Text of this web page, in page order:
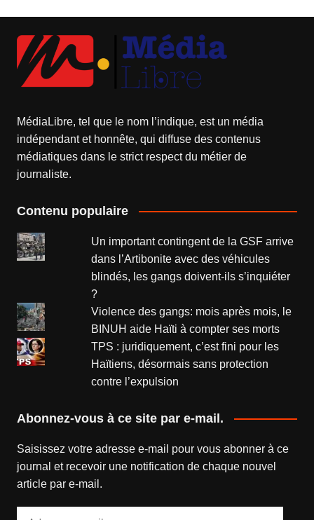
MédiaLibre, tel que le nom l’indique, est un média
indépendant et honnête, qui diffuse des contenus
médiatiques dans le strict respect du métier de
journaliste.
Contenu populaire
Un important contingent de la GSF arrive
dans l’Artibonite avec des véhicules
blindés, les gangs doivent-ils s’inquiéter
?
Violence des gangs: mois après mois, le
BINUH aide Haïti à compter ses morts
TPS : juridiquement, c’est fini pour les
Haïtiens, désormais sans protection
contre l’expulsion
Abonnez-vous à ce site par e-mail.
Saisissez votre adresse e-mail pour vous abonner à ce
journal et recevoir une notification de chaque nouvel
article par e-mail.